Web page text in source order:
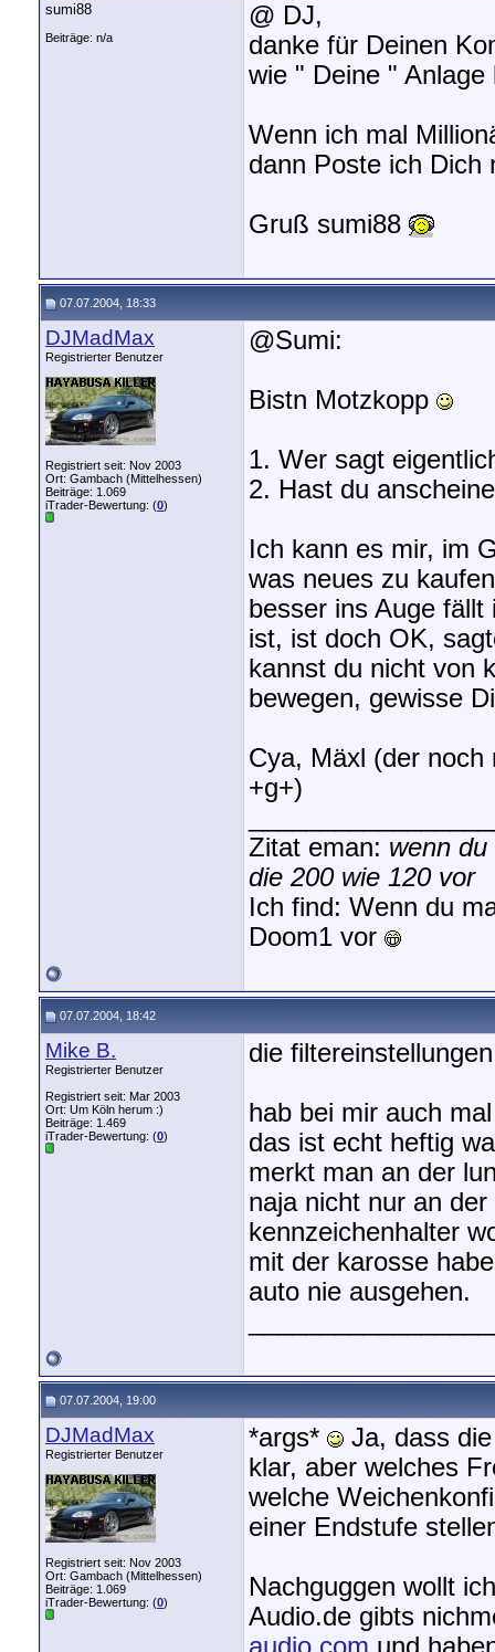
sumi88
Beiträge: n/a
@ DJ,
danke für Deinen
wie " Deine "
Wenn ich mal
dann Poste ich Dich
Gruß sumi88
07.07.2004, 18:33
DJMadMax
Registrierter Benutzer
Registriert seit: Nov 2003
Ort: Gambach (Mittelhessen)
Beiträge: 1.069
iTrader-Bewertung: (0)
@Sumi:
Bistn Motzkopp
1. Wer sagt
2. Hast du
Ich kann es mir, im
was neues zu
besser ins Auge
ist, ist doch OK,
kannst du nicht von
bewegen, gewisse
Cya, Mäxl (der
+g+)
Zitat eman: wenn
die 200 wie 120 vor
Ich find: Wenn du
Doom1 vor
07.07.2004, 18:42
Mike B.
Registrierter Benutzer
Registriert seit: Mar 2003
Ort: Um Köln herum :)
Beiträge: 1.469
iTrader-Bewertung: (0)
die
hab bei mir auch
das ist echt heftig
merkt man an der
naja nicht nur an
kennzeichenhalter
mit der karosse
auto nie ausgehen.
07.07.2004, 19:00
DJMadMax
Registrierter Benutzer
Registriert seit: Nov 2003
Ort: Gambach (Mittelhessen)
Beiträge: 1.069
iTrader-Bewertung: (0)
*args*
Ja, dass
klar, aber welches
welche
einer Endstufe
Nachguggen wollt
Audio.de gibts